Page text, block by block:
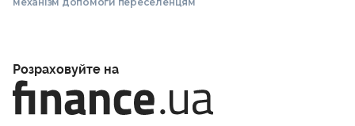
Розраховуйте на